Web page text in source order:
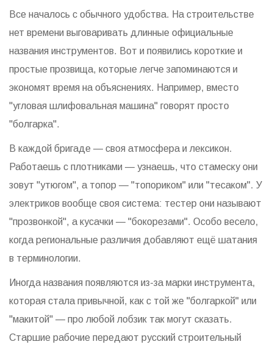
Все началось с обычного удобства. На строительстве
нет времени выговаривать длинные официальные
названия инструментов. Вот и появились короткие и
простые прозвища, которые легче запоминаются и
экономят время на объяснениях. Например, вместо
"угловая шлифовальная машина" говорят просто
"болгарка".
В каждой бригаде — своя атмосфера и лексикон.
Работаешь с плотниками — узнаешь, что стамеску они
зовут "утюгом", а топор — "топориком" или "тесаком". У
электриков вообще своя система: тестер они называют
"прозвонкой", а кусачки — "бокорезами". Особо весело,
когда региональные различия добавляют ещё шатания
в терминологии.
Иногда названия появляются из-за марки инструмента,
которая стала привычной, как с той же "болгаркой" или
"макитой" — про любой лобзик так могут сказать.
Старшие рабочие передают русский строительный